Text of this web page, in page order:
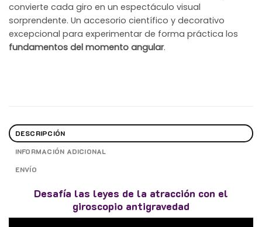
convierte cada giro en un espectáculo visual
sorprendente. Un accesorio científico y decorativo
excepcional para experimentar de forma práctica los
fundamentos del momento angular.
DESCRIPCIÓN
INFORMACIÓN ADICIONAL
ENVÍO
Desafía las leyes de la atracción con el
giroscopio antigravedad